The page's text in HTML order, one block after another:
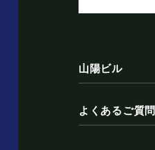
山陽ビル
よくあるご質問